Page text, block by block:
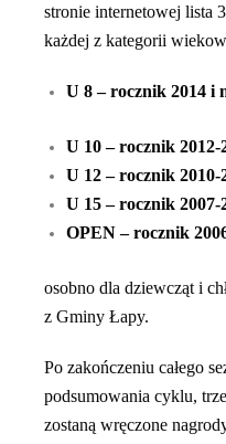
stronie internetowej lista
każdej z kategorii
U 8 – rocznik 2014 i
U 10 – rocznik 2012-
U 12 – rocznik 2010-
U 15 – rocznik 2007-
OPEN – rocznik
osobno dla dziewcząt i
z Gminy Łapy.
Po zakończeniu całego
podsumowania cyklu,
zostaną wręczone